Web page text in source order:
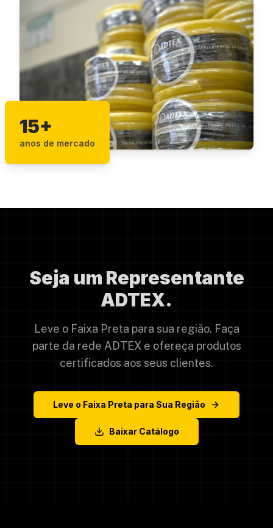
15+
anos de mercado
Seja um Representante
ADTEX.
Leve o Faixa Preta para sua região. Faça
parte da rede ADTEX e ofereça produtos
certificados aos seus clientes.
Leve o Faixa Preta para Sua Região
Baixar Catálogo